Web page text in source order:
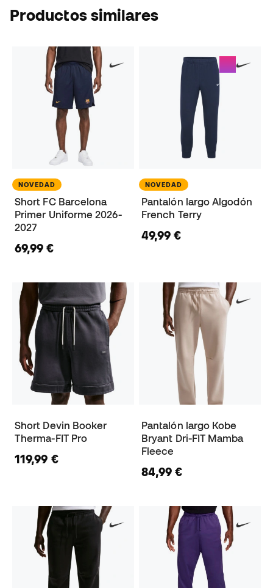
Productos similares
NOVEDAD
Short FC Barcelona
Primer Uniforme 2026-
2027
69,99 €
NOVEDAD
Pantalón largo Algodón
French Terry
49,99 €
Short Devin Booker
Therma-FIT Pro
119,99 €
Pantalón largo Kobe
Bryant Dri-FIT Mamba
Fleece
84,99 €